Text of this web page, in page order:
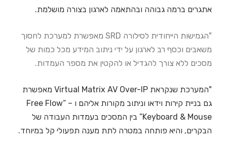
אתגרים ברמה גבוהה ובהתאמה לארגון בצורה מושלמת.
"הגמישות הייחודית לסילורה SRD מאפשרת למערכת לחסוך
משאבים וכסף רב לארגון על ידי ניתוב המידע מכל כמות של
מסכים ללא צורך להגדיל או להקטין את מספר העמדות.
"המערכת שנקראת Virtual Matrix AV Over-IP מאפשרת
גם בניית קירות וידאו וניתוב מקורות אליהם ו – “Free Flow
Keyboard & Mouse” בין המסכים בעמדות העבודה של
הבקרים, והיא פותחה במטרה לתת מענה תפעולי קל במיוחד.